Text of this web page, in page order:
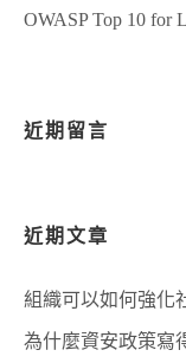
OWASP Top 10 for
近期留言
近期文章
組織可以如何強化
為什麼資安政策寫